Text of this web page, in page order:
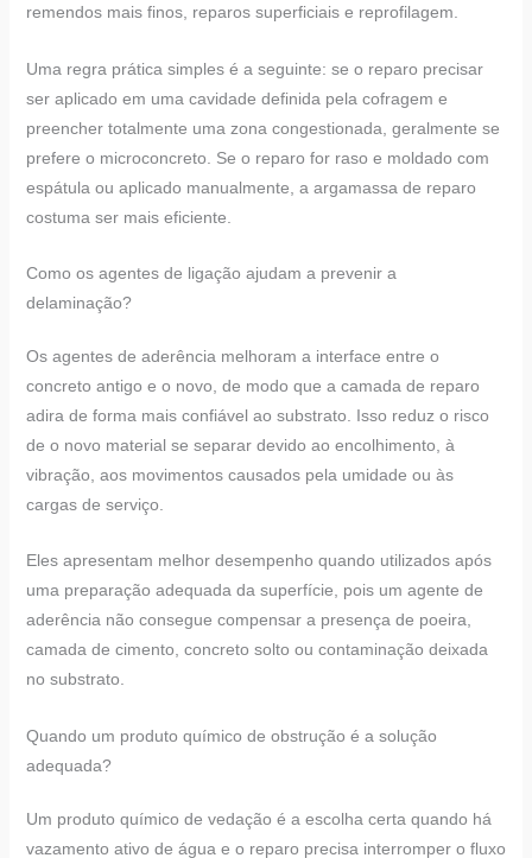
remendos mais finos, reparos superficiais e reprofilagem.
Uma regra prática simples é a seguinte: se o reparo precisar
ser aplicado em uma cavidade definida pela cofragem e
preencher totalmente uma zona congestionada, geralmente se
prefere o microconcreto. Se o reparo for raso e moldado com
espátula ou aplicado manualmente, a argamassa de reparo
costuma ser mais eficiente.
Como os agentes de ligação ajudam a prevenir a
delaminação?
Os agentes de aderência melhoram a interface entre o
concreto antigo e o novo, de modo que a camada de reparo
adira de forma mais confiável ao substrato. Isso reduz o risco
de o novo material se separar devido ao encolhimento, à
vibração, aos movimentos causados pela umidade ou às
cargas de serviço.
Eles apresentam melhor desempenho quando utilizados após
uma preparação adequada da superfície, pois um agente de
aderência não consegue compensar a presença de poeira,
camada de cimento, concreto solto ou contaminação deixada
no substrato.
Quando um produto químico de obstrução é a solução
adequada?
Um produto químico de vedação é a escolha certa quando há
vazamento ativo de água e o reparo precisa interromper o fluxo